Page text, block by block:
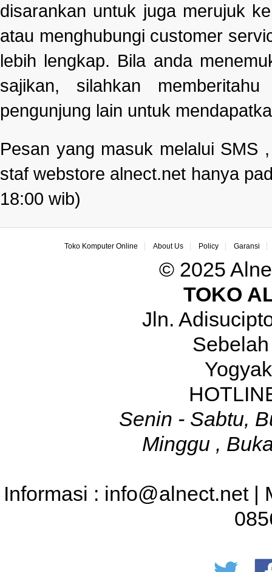
disarankan untuk juga merujuk
atau menghubungi customer
lebih lengkap. Bila anda
sajikan, silahkan
pengunjung lain untuk
Pesan yang masuk melalui SMS
staf webstore alnect.net hanya
18:00 wib)
Toko Komputer Online About Us Policy Garansi
© 2025
TOKO
Jln.
Senin - Sabtu,
Minggu ,
Informasi : info@alnect.net |